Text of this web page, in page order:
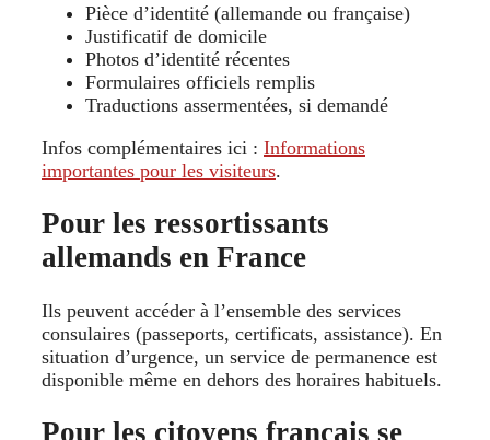
Pièce d’identité (allemande ou française)
Justificatif de domicile
Photos d’identité récentes
Formulaires officiels remplis
Traductions assermentées, si demandé
Infos complémentaires ici : Informations
importantes pour les visiteurs.
Pour les ressortissants
allemands en France
Ils peuvent accéder à l’ensemble des services
consulaires (passeports, certificats, assistance). En
situation d’urgence, un service de permanence est
disponible même en dehors des horaires habituels.
Pour les citoyens français se